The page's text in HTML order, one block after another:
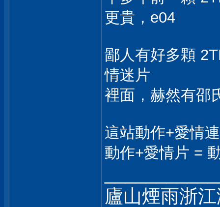
更貴，e04
鄙人有好多顆
情迷片
裡面，赫然有邵
這站動作+愛情
動作+愛情片 =
廬山煙雨浙